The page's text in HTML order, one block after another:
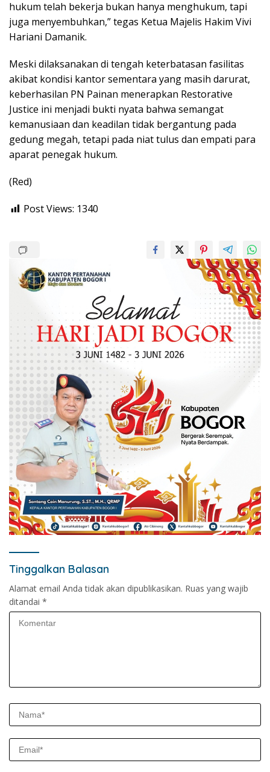
hukum telah bekerja bukan hanya menghukum, tapi
juga menyembuhkan,” tegas Ketua Majelis Hakim Vivi
Hariani Damanik.
Meski dilaksanakan di tengah keterbatasan fasilitas
akibat kondisi kantor sementara yang masih darurat,
keberhasilan PN Painan menerapkan Restorative
Justice ini menjadi bukti nyata bahwa semangat
kemanusiaan dan keadilan tidak bergantung pada
gedung megah, tetapi pada niat tulus dan empati para
aparat penegak hukum.
(Red)
Post Views: 1340
Tinggalkan Balasan
Alamat email Anda tidak akan dipublikasikan. Ruas yang wajib
ditandai *